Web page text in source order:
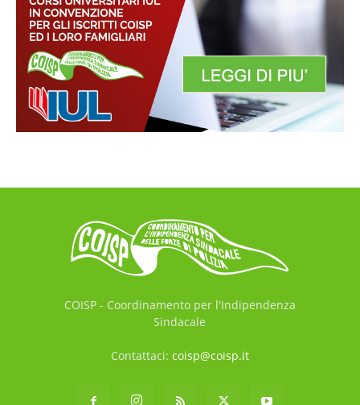
COISP - Coordinamento per l'Indipendenza
Sindacale
Contattaci: coisp@coisp.it